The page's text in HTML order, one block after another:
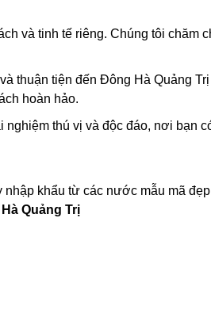
và tinh tế riêng. Chúng tôi chăm
thuận tiện đến Đông Hà Quảng
hoàn hảo.
thú vị và độc đáo, nơi bạn
khẩu từ các nước mẫu mã
Quảng Trị